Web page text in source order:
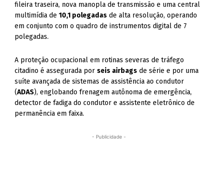
fileira traseira, nova manopla de transmissão e uma central
multimídia de10,1 polegadas de alta resolução, operando
em conjunto com o quadro de instrumentos digital de 7
polegadas.
A proteção ocupacional em rotinas severas de tráfego
citadino é assegurada porseis airbags de série e por uma
suíte avançada de sistemas de assistência ao condutor
(ADAS), englobando frenagem autônoma de emergência,
detector de fadiga do condutor e assistente eletrônico de
permanência em faixa.
- Publicidade -